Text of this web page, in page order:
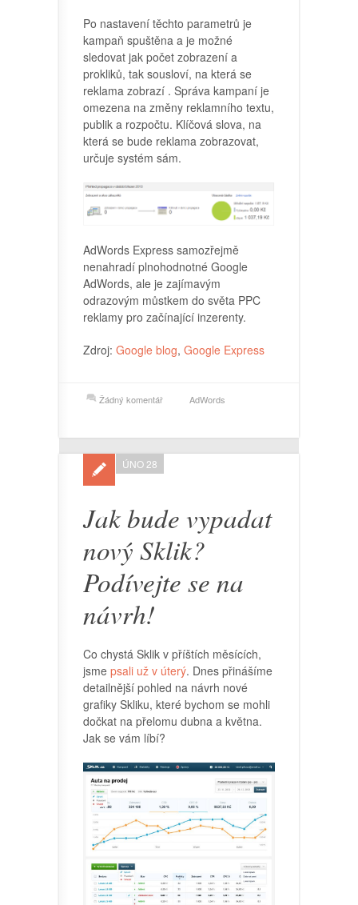
Po nastavení těchto parametrů je
kampaň spuštěna a je možné
sledovat jak počet zobrazení a
prokliků, tak sousloví, na která se
reklama zobrazí . Správa kampaní je
omezena na změny reklamního textu,
publik a rozpočtu. Klíčová slova, na
která se bude reklama zobrazovat,
určuje systém sám.
AdWords Express samozřejmě
nenahradí plnohodnotné Google
AdWords, ale je zajímavým
odrazovým můstkem do světa PPC
reklamy pro začínající inzerenty.
Zdroj: Google blog, Google Express
Žádný komentář AdWords
Jak bude vypadat
nový Sklik?
Podívejte se na
návrh!
ÚNO 28
Co chystá Sklik v příštích měsících,
jsme psali už v úterý. Dnes přinášíme
detailnější pohled na návrh nové
grafiky Skliku, které bychom se mohli
dočkat na přelomu dubna a května.
Jak se vám líbí?